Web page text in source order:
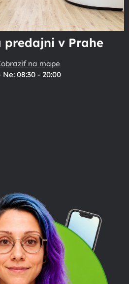
predajni v Prahe
na mape
Ne: 08:30 - 20:00